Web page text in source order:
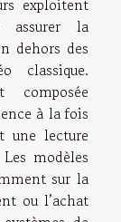
exploitent
assurer la
dehors des
classique.
composée
à la fois
une lecture
modèles
sur la
ou l’achat